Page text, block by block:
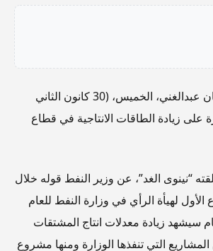
أعلن وزير النفط حيان عبدالغني، الخميس، (30 كانون الثاني
على زيادة الطاقات الانتاجية في قطاع
“نينوى الغد”، عن وزير النفط قوله خلال
الأول لهيأة الرأي في وزارة النفط للعام
سيشهد زيادة معدلات انتاج المشتقات
التي تنفذها الوزارة ومنها مشروع